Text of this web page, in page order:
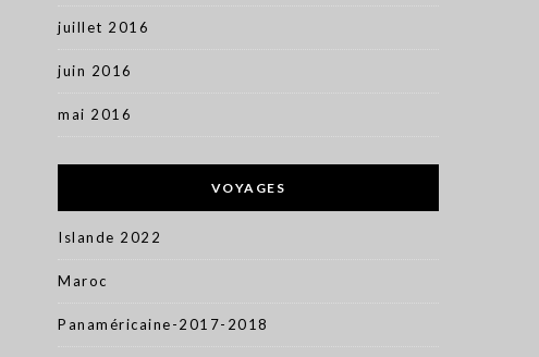
juillet 2016
juin 2016
mai 2016
VOYAGES
Islande 2022
Maroc
Panaméricaine-2017-2018